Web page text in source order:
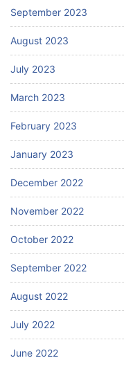
September 2023
August 2023
July 2023
March 2023
February 2023
January 2023
December 2022
November 2022
October 2022
September 2022
August 2022
July 2022
June 2022